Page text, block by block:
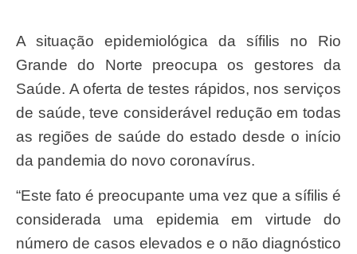
A situação epidemiológica da sífilis no Rio
Grande do Norte preocupa os gestores da
Saúde. A oferta de testes rápidos, nos serviços
de saúde, teve considerável redução em todas
as regiões de saúde do estado desde o início
da pandemia do novo coronavírus.
“Este fato é preocupante uma vez que a sífilis é
considerada uma epidemia em virtude do
número de casos elevados e o não diagnóstico